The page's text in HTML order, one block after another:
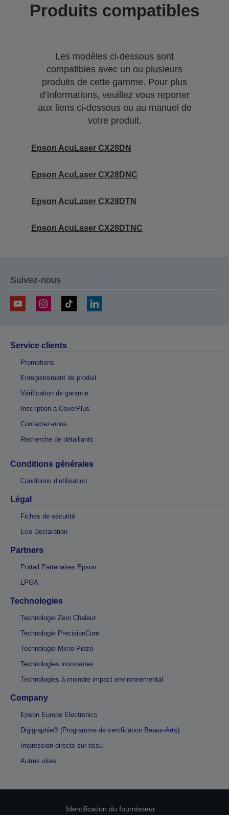
Produits compatibles
Les modèles ci-dessous sont
compatibles avec un ou plusieurs
produits de cette gamme. Pour plus
d’informations, veuillez vous reporter
aux liens ci-dessous ou au manuel de
votre produit.
Epson AcuLaser CX28DN
Epson AcuLaser CX28DNC
Epson AcuLaser CX28DTN
Epson AcuLaser CX28DTNC
Suivez-nous
Service clients
Promotions
Enregistrement de produit
Vérification de garantie
Inscription à CoverPlus
Contactez-nous
Recherche de détaillants
Conditions générales
Conditions d’utilisation
Légal
Fiches de sécurité
Eco Declaration
Partners
Portail Partenaires Epson
LPGA
Technologies
Technologie Zéro Chaleur
Technologie PrecisionCore
Technologie Micro Piezo
Technologies innovantes
Technologies à moindre impact environnemental
Company
Epson Europe Electronics
Digigraphie® (Programme de certification Beaux-Arts)
Impression directe sur tissu
Autres sites
Identification du fournisseur